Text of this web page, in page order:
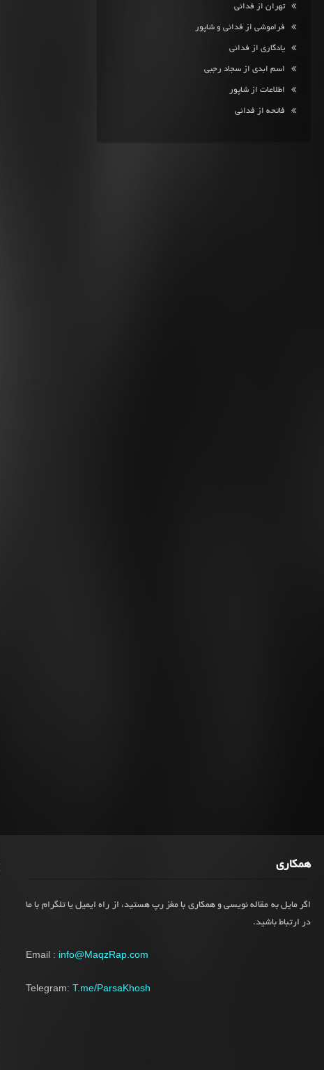
تهران از فدائی
فراموشی از فدائی و شاپور
یادگاری از فدائی
اسم ابدی از سجاد رجبی
اطلاعات از شاپور
فاتحه از فدائی
همکاری
اگر مایل به مقاله نویسی و همکاری با مغز رپ هستید، از راه ایمیل یا تلگرام با ما
در ارتباط باشید.
Email : info@MaqzRap.com
Telegram:T.me/ParsaKhosh